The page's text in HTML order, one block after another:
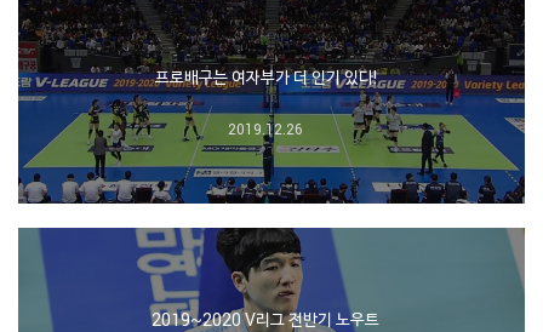
프로배구는 여자부가 더 인기 있다!
2019.12.26
2019~2020 V리그 전반기 노우트